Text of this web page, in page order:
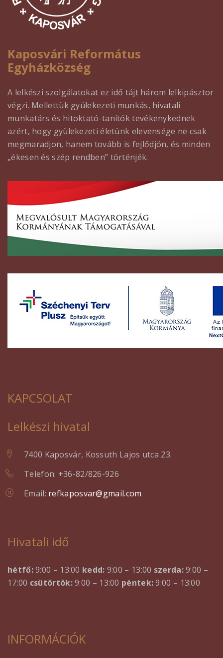
Kaposvári Református
Egyházközség
A lelkészi szolgálatokat ez idő tájt három lelkipásztor
végzi. Mellettük gyülekezeti munkás, hivatali
munkatárs és hitoktató-tanítók tevékenykednek
azért, hogy gyülekezeti életünk elevensége ne csak
megmaradjon, hanem tovább is fejlődjön, és minden
„ékesen és szép rendben” történjék.
KAPCSOLAT
Lelkészi hivatal
7400 Kaposvár, Kossuth Lajos utca 23.
Telefon: +36-82/826-926
Email: refkaposvar@gmail.com
Hivatali idő
hétfő:9:00 – 13:00 kedd: 9:00 – 13:00 szerda:9:00 –
17:00 csütörtök:9:00 – 13:00 péntek:9:00 – 13:00
INFORMÁCIÓK